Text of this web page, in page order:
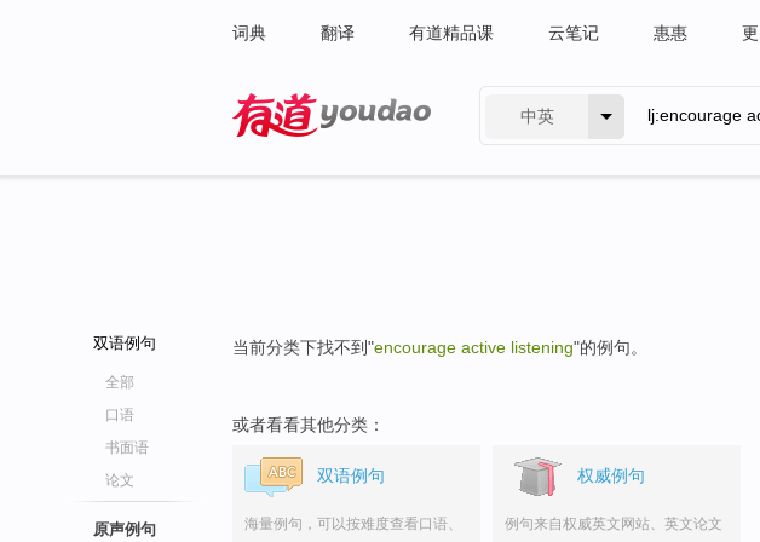
词典 翻译 有道精品课 云笔记 惠惠
中英
双语例句
全部
口语
书面语
论文
原声例句
当前分类下找不到"encourage active listening"的例句。
或者看看其他分类：
双语例句
海量例句，可以按难度查看口语、
权威例句
例句来自权威英文网站、英文论文